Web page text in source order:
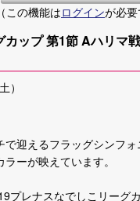
（この機能はログインが必要
カップ 第1節 Aハリマ
）
迎えるフラッグシンフォ
ーが映えています。
プレナスなでしこリーグ